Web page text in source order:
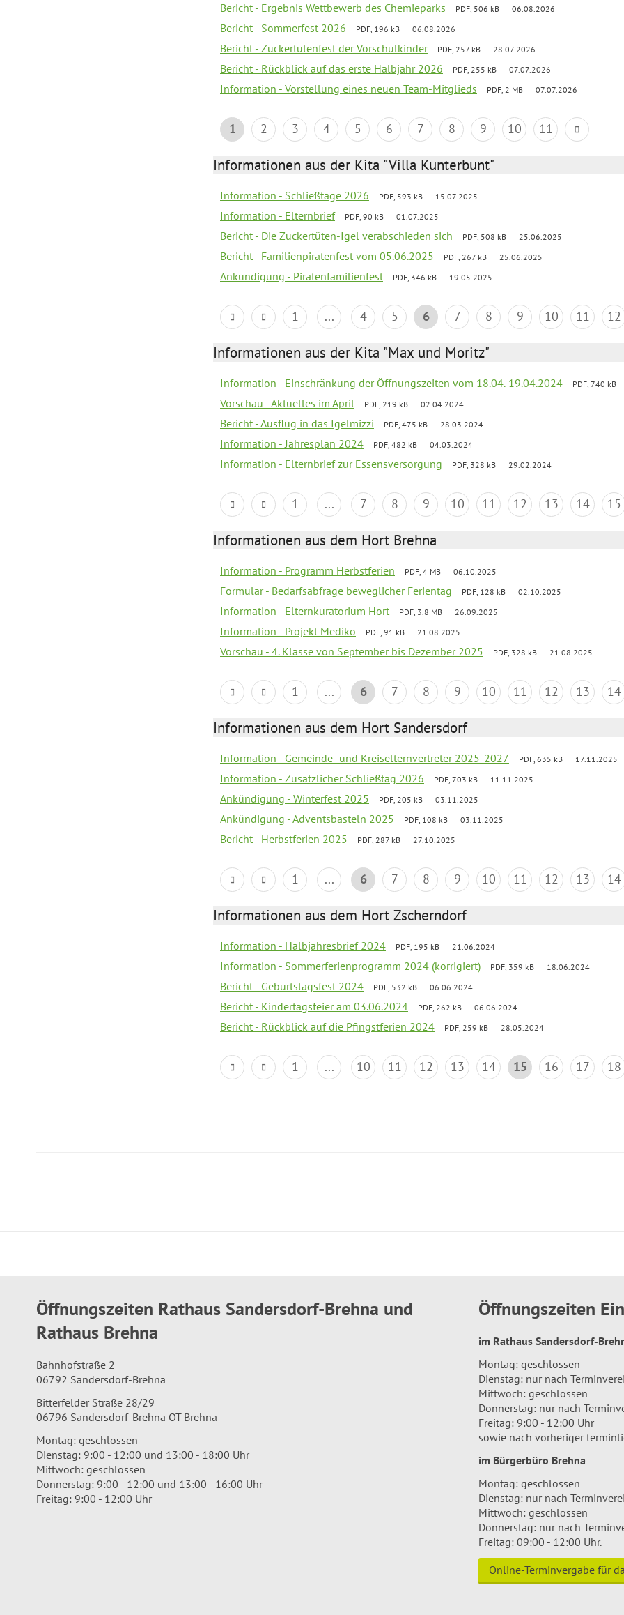
Bericht - Ergebnis Wettbewerb des Chemieparks PDF, 506 kB 06.08.2026
Bericht - Sommerfest 2026 PDF, 196 kB 06.08.2026
Bericht - Zuckertütenfest der Vorschulkinder PDF, 257 kB 28.07.2026
Bericht - Rückblick auf das erste Halbjahr 2026 PDF, 255 kB 07.07.2026
Information - Vorstellung eines neuen Team-Mitglieds PDF, 2 MB 07.07.2026
1 2 3 4 5 6 7 8 9 10 11
Informationen aus der Kita "Villa Kunterbunt"
Information - Schließtage 2026 PDF, 593 kB 15.07.2025
Information - Elternbrief PDF, 90 kB 01.07.2025
Bericht - Die Zuckertüten-Igel verabschieden sich PDF, 508 kB 25.06.2025
Bericht - Familienpiratenfest vom 05.06.2025 PDF, 267 kB 25.06.2025
Ankündigung - Piratenfamilienfest PDF, 346 kB 19.05.2025
1 ... 4 5 6 7 8 9 10 11 12
Informationen aus der Kita "Max und Moritz"
Information - Einschränkung der Öffnungszeiten vom 18.04.-19.04.2024 PDF, 740 kB
Vorschau - Aktuelles im April PDF, 219 kB 02.04.2024
Bericht - Ausflug in das Igelmizzi PDF, 475 kB 28.03.2024
Information - Jahresplan 2024 PDF, 482 kB 04.03.2024
Information - Elternbrief zur Essensversorgung PDF, 328 kB 29.02.2024
1 ... 7 8 9 10 11 12 13 14 15
Informationen aus dem Hort Brehna
Information - Programm Herbstferien PDF, 4 MB 06.10.2025
Formular - Bedarfsabfrage beweglicher Ferientag PDF, 128 kB 02.10.2025
Information - Elternkuratorium Hort PDF, 3.8 MB 26.09.2025
Information - Projekt Mediko PDF, 91 kB 21.08.2025
Vorschau - 4. Klasse von September bis Dezember 2025 PDF, 328 kB 21.08.2025
1 ... 6 7 8 9 10 11 12 13 14
Informationen aus dem Hort Sandersdorf
Information - Gemeinde- und Kreiselternvertreter 2025-2027 PDF, 635 kB 17.11.2025
Information - Zusätzlicher Schließtag 2026 PDF, 703 kB 11.11.2025
Ankündigung - Winterfest 2025 PDF, 205 kB 03.11.2025
Ankündigung - Adventsbasteln 2025 PDF, 108 kB 03.11.2025
Bericht - Herbstferien 2025 PDF, 287 kB 27.10.2025
1 ... 6 7 8 9 10 11 12 13 14
Informationen aus dem Hort Zscherndorf
Information - Halbjahresbrief 2024 PDF, 195 kB 21.06.2024
Information - Sommerferienprogramm 2024 (korrigiert) PDF, 359 kB 18.06.2024
Bericht - Geburtstagsfest 2024 PDF, 532 kB 06.06.2024
Bericht - Kindertagsfeier am 03.06.2024 PDF, 262 kB 06.06.2024
Bericht - Rückblick auf die Pfingstferien 2024 PDF, 259 kB 28.05.2024
1 ... 10 11 12 13 14 15 16 17 18
Öffnungszeiten Rathaus Sandersdorf-Brehna und
Rathaus Brehna
Bahnhofstraße 2
06792 Sandersdorf-Brehna
Bitterfelder Straße 28/29
06796 Sandersdorf-Brehna OT Brehna
Montag: geschlossen
Dienstag: 9:00 - 12:00 und 13:00 - 18:00 Uhr
Mittwoch: geschlossen
Donnerstag: 9:00 - 12:00 und 13:00 - 16:00 Uhr
Freitag: 9:00 - 12:00 Uhr
Öffnungszeiten
im Rathaus Sandersdorf-
Montag: geschlossen
Dienstag: nur nach
Mittwoch: geschlossen
Donnerstag: nur nach
Freitag: 9:00 - 12:00 Uhr
sowie nach vorheriger
im Bürgerbüro Brehna
Montag: geschlossen
Dienstag: nur nach
Mittwoch: geschlossen
Donnerstag: nur nach
Freitag: 09:00 - 12:00 Uhr.
Online-Terminvergabe für